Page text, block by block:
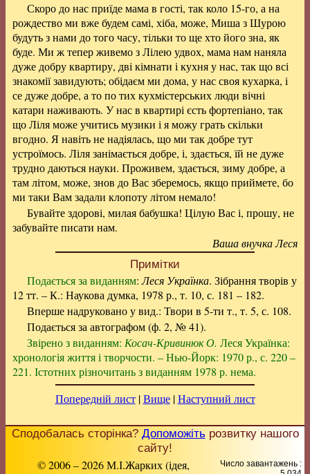
Скоро до нас приїде мама в гості, так коло 15-го, а на
рождество ми вже будем самі, хіба, може, Миша з Шурою
будуть з нами до того часу, тільки то ще хто його зна, як
буде. Ми ж тепер живемо з Лілею удвох, мама нам наняла
дуже добру квартиру, дві кімнати і кухня у нас, так що всі
знакомії завидують; обідаєм ми дома, у нас своя кухарка, і
се дуже добре, а то по тих кухмістерських люди вічні
катари наживають. У нас в квартирі єсть фортепіано, так
що Ліля може учитись музики і я можу грать скільки
вгодно. Я навіть не надіялась, що ми так добре тут
устроїмось. Ліля занімається добре, і, здається, їй не дуже
трудно даються науки. Проживем, здається, зиму добре, а
там літом, може, знов до Вас зберемось, якщо приймете, бо
ми таки Вам задали клопоту літом немало!
Бувайте здорові, милая бабушка! Цілую Вас і, прошу, не
забувайте писати нам.
Ваша внучка Леся
Примітки
Подається за виданням:Леся Українка. Зібрання творів у
12 тт. – К.: Наукова думка, 1978 р., т. 10, с. 181 – 182.
Вперше надруковано у вид.: Твори в 5-ти т., т. 5, с. 108.
Подається за автографом (ф. 2, № 41).
Звірено з виданням: Косач-Кривинюк О. Леся Українка:
хронологія життя і творчости. – Нью-Йорк: 1970 р., с. 220 –
221. Істотних різночитань з виданням 1978 р. нема.
Попередній лист|Вище|Наступний лист
Сподобалась сторінка? Допоможітьрозвитку нашого
сайту!
© 2006 – 2026 М.І.Жарких (ідея,
Число завантажень :